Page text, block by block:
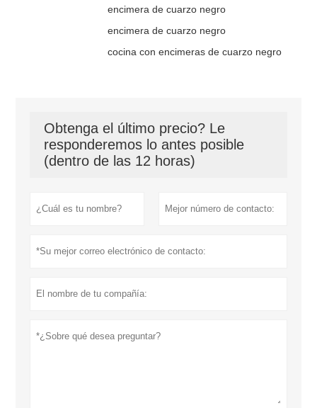
encimera de cuarzo negro
encimera de cuarzo negro
cocina con encimeras de cuarzo negro
Obtenga el último precio? Le
responderemos lo antes posible
(dentro de las 12 horas)